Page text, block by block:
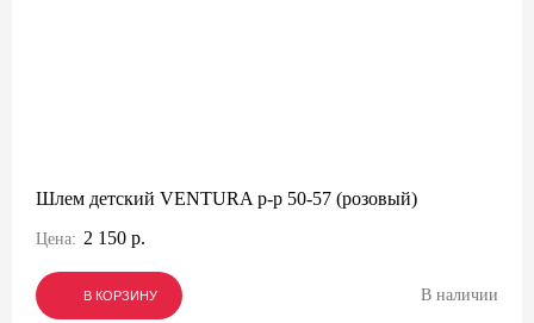
Шлем детский VENTURA р-р 50-57 (розовый)
Цена: 2 150 р.
В КОРЗИНУ
В КОРЗИНУ
В КОРЗИНУ В наличии